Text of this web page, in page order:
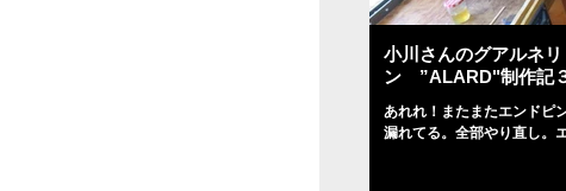
小川さんのグアルネ
ン ”ALARD"制作記
あれれ！またまたエンドピ
漏れてる。全部やり直し。